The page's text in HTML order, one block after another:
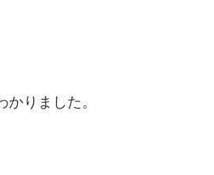
りました。